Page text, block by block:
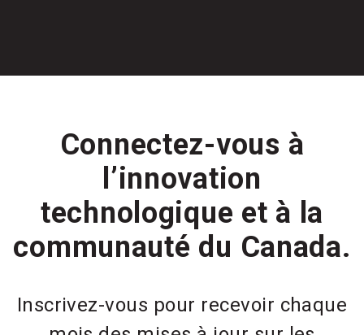
Connectez-vous à
l’innovation
technologique et à la
communauté du Canada.
Inscrivez-vous pour recevoir chaque